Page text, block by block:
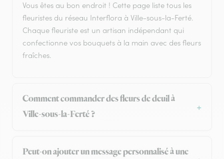
Vous êtes au bon endroit ! Cette page liste tous les
fleuristes du réseau Interflora à Ville-sous-la-Ferté.
Chaque fleuriste est un artisan indépendant qui
confectionne vos bouquets à la main avec des fleurs
fraîches.
Comment commander des fleurs de deuil à
Ville-sous-la-Ferté ?
Peut-on ajouter un message personnalisé à une